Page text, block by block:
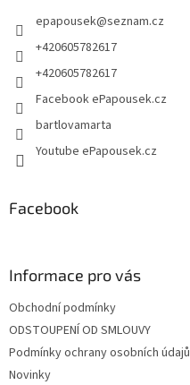
epapousek@seznam.cz
+420605782617
+420605782617
Facebook ePapousek.cz
bartlovamarta
Youtube ePapousek.cz
Facebook
Informace pro vás
Obchodní podmínky
ODSTOUPENÍ OD SMLOUVY
Podmínky ochrany osobních údajů
Novinky